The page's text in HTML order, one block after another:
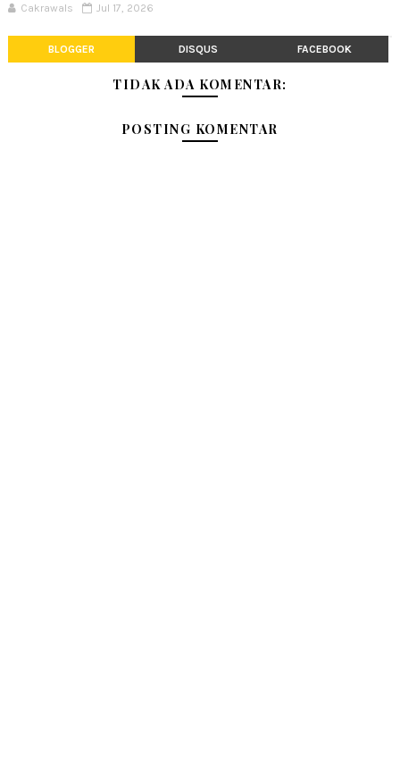
Cakrawals Jul 17, 2026
BLOGGER DISQUS FACEBOOK
TIDAK ADA KOMENTAR:
POSTING KOMENTAR